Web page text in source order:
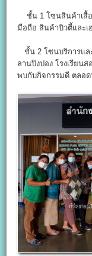
ชั้น 1 โซนสินค้าเสื้อ
มือถือ สินค้าบิวตี้และเ
ชั้น 2 โซนบริการแล
ลานปิงปอง โรงเรียน
พบกับกิจกรรมดี ตลอ